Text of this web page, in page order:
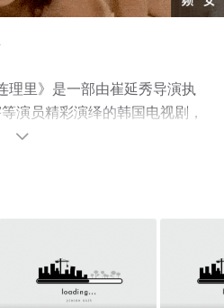
理里》是一部由崔延秀导演执
演员精彩演绎的韩国电视剧，
），手机免费观看高清无删减
等平台了解。
